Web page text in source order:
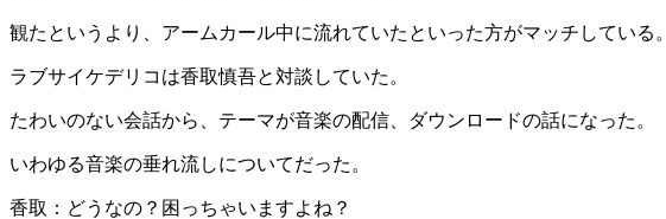
観たというより、アームカール中に流れていたといった方がマッチしている。
ラブサイケデリコは香取慎吾と対談していた。
たわいのない会話から、テーマが音楽の配信、ダウンロードの話になった。
いわゆる音楽の垂れ流しについてだった。
香取：どうなの？困っちゃいますよね？